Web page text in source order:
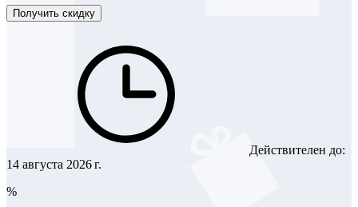
Получить скидку
Действителен до:
14 августа 2026 г.
%